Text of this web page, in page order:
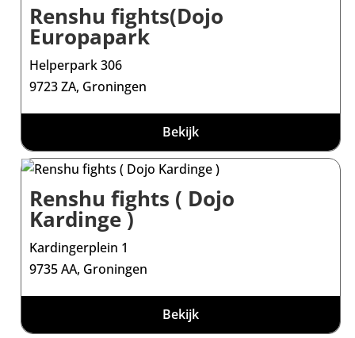
Renshu fights(Dojo
Europapark
Helperpark 306
9723 ZA, Groningen
Bekijk
Renshu fights ( Dojo
Kardinge )
Kardingerplein 1
9735 AA, Groningen
Bekijk